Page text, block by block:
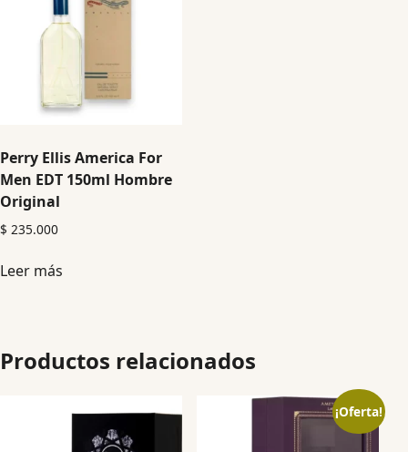
Perry Ellis America For
Men EDT 150ml Hombre
Original
$ 235.000
Leer más
Productos relacionados
¡Oferta!